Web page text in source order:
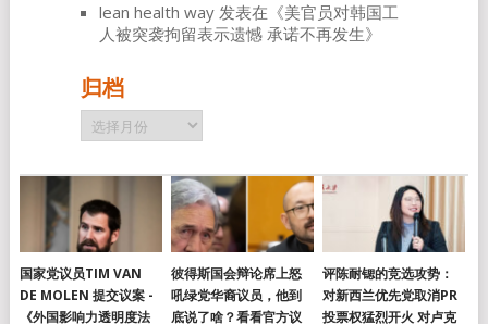
lean health way发表在《美官员对韩国工
人被突袭拘留表示遗憾 承诺不再发生》
归档
归
档
国家党议员TIM VAN
DE MOLEN 提交议案 -
《外国影响力透明度法
彼得斯国会辩论席上怒
吼绿党华裔议员，他到
底说了啥？看看官方议
评陈耐锶的竞选攻势：
对新西兰优先党取消PR
投票权猛烈开火 对卢克